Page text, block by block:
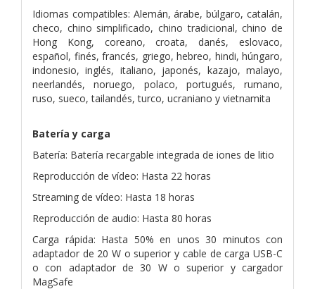
Idiomas compatibles: Alemán, árabe, búlgaro, catalán,
checo, chino simplificado, chino tradicional, chino de
Hong Kong, coreano, croata, danés, eslovaco,
español, finés, francés, griego, hebreo, hindi, húngaro,
indonesio, inglés, italiano, japonés, kazajo, malayo,
neerlandés, noruego, polaco, portugués, rumano,
ruso, sueco, tailandés, turco, ucraniano y vietnamita
Batería y carga
Batería: Batería recargable integrada de iones de litio
Reproducción de vídeo: Hasta 22 horas
Streaming de vídeo: Hasta 18 horas
Reproducción de audio: Hasta 80 horas
Carga rápida: Hasta 50% en unos 30 minutos con
adaptador de 20 W o superior y cable de carga USB-C
o con adaptador de 30 W o superior y cargador
MagSafe